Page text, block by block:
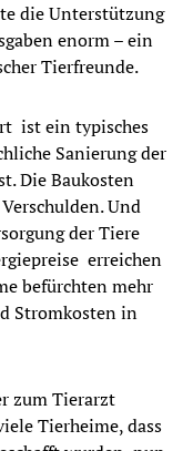
die Unterstützung
enorm – ein
Tierfreunde.
ist ein typisches
Sanierung der
Die Baukosten
Und
der Tiere
erreichen
befürchten mehr
Stromkosten in
zum Tierarzt
Tierheime, dass